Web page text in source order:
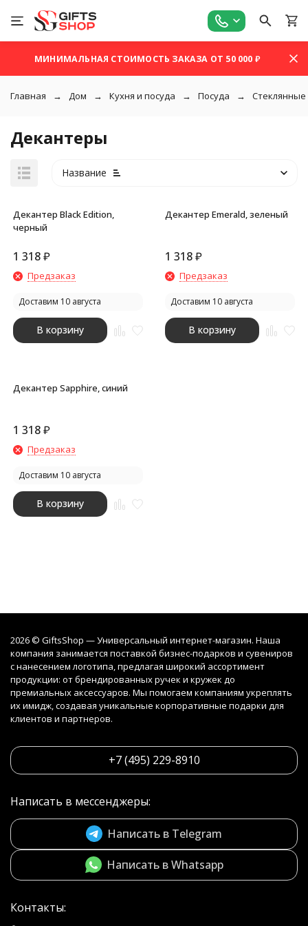
МИНИМАЛЬНАЯ СТОИМОСТЬ ЗАКАЗА ОТ 50 000 ₽
Главная Дом Кухня и посуда Посуда
Декантеры
Название
Декантер Black Edition,
черный
1 318₽
Предзаказ
Доставим 10 августа
В корзину
Декантер Emerald, зеленый
1 318₽
Предзаказ
Доставим 10 августа
В корзину
Декантер Sapphire, синий
1 318₽
Предзаказ
Доставим 10 августа
В корзину
2026 © GiftsShop — Универсальный интернет-магазин. Наша
компания занимается поставкой бизнес-подарков и сувениров
с нанесением логотипа, предлагая широкий ассортимент
продукции: от брендированных ручек и кружек до
премиальных аксессуаров. Мы помогаем компаниям укреплять
их имидж, создавая уникальные корпоративные подарки для
клиентов и партнеров.
+7 (495) 229-8910
Написать в мессенджеры:
Написать в Telegram
Написать в Whatsapp
Контакты: